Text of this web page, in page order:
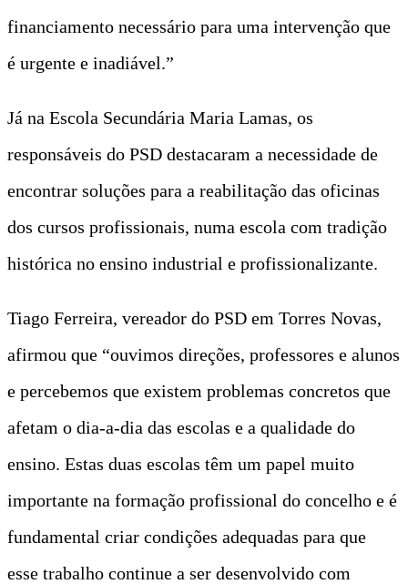
financiamento necessário para uma intervenção que
é urgente e inadiável.”
Já na Escola Secundária Maria Lamas, os
responsáveis do PSD destacaram a necessidade de
encontrar soluções para a reabilitação das oficinas
dos cursos profissionais, numa escola com tradição
histórica no ensino industrial e profissionalizante.
Tiago Ferreira, vereador do PSD em Torres Novas,
afirmou que “ouvimos direções, professores e alunos
e percebemos que existem problemas concretos que
afetam o dia-a-dia das escolas e a qualidade do
ensino. Estas duas escolas têm um papel muito
importante na formação profissional do concelho e é
fundamental criar condições adequadas para que
esse trabalho continue a ser desenvolvido com